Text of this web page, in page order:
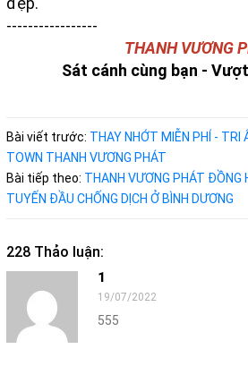
-----------------
THANH VƯƠNG
Sát cánh cùng bạn -
Bài viết trước: THAY NHỚT MIỄN PHÍ - TRI
TOWN THANH VƯƠNG PHÁT
Bài tiếp theo: THANH VƯƠNG PHÁT ĐỒNG
TUYẾN ĐẦU CHỐNG DỊCH Ở BÌNH DƯƠNG
228 Thảo luận:
1
19/07/2022
555